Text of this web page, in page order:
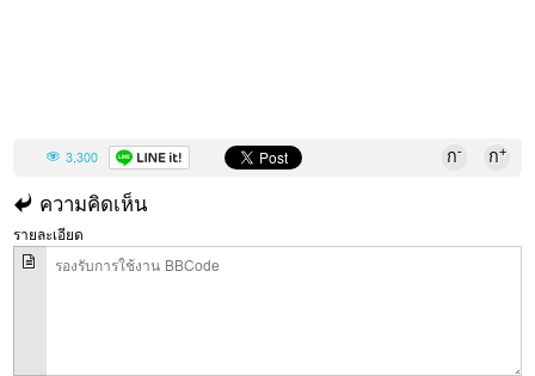
3,300 ก- ก+
ความคิดเห็น
รายละเอียด